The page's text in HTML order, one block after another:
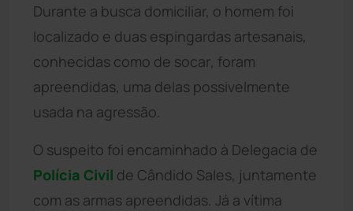
Durante a busca domiciliar, o homem foi
localizado e duas espingardas artesanais,
conhecidas como de socar, foram
apreendidas, uma delas possivelmente
usada na agressão.
O suspeito foi encaminhado à Delegacia de
Polícia Civil de Cândido Sales, juntamente
com as armas apreendidas. Já a vítima